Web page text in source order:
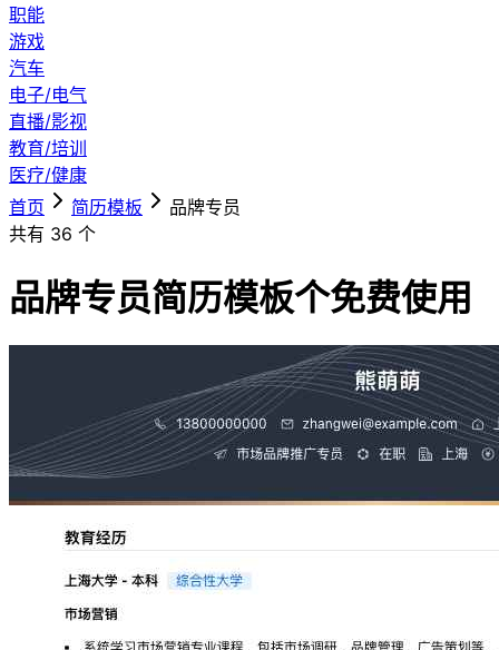
职能
游戏
汽车
电子/电气
直播/影视
教育/培训
医疗/健康
首页
简历模板
品牌专员
共有 36 个
品牌专员简历模板个免费使用